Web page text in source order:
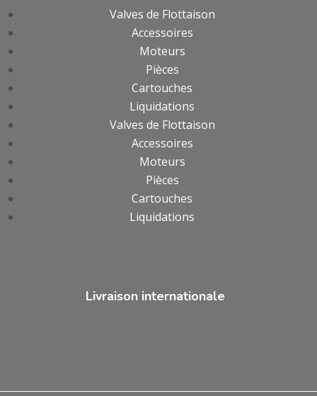
Valves de Flottaison
Accessoires
Moteurs
Pièces
Cartouches
Liquidations
Valves de Flottaison
Accessoires
Moteurs
Pièces
Cartouches
Liquidations
Livraison internationale